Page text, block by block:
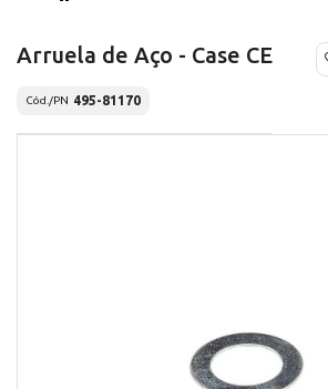
Arruela de Aço - Case CE
Cód./PN 495-81170